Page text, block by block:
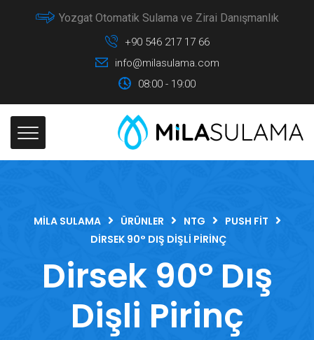
Yozgat Otomatik Sulama ve Zirai Danışmanlık
+90 546 217 17 66
info@milasulama.com
08:00 - 19:00
MILA SULAMA ÜRÜNLER NTG
PUSH FIT
DIRSEK 90° DIŞ DIŞLI PIRINÇ
Dirsek 90° Dış
Dişli Pirinç